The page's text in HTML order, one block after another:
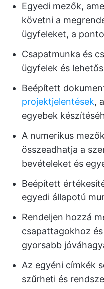
Egyedi mezők,
követni a
ügyfeleket, a
Csapatmunka és
ügyfelek és
Beépített
projektjelentések,
egyebek
A numerikus
összeadhatja a
bevételeket és
Beépített
egyedi állapotú
Rendeljen hozzá
csapattagokhoz
gyorsabb
Az egyéni címkék
szűrheti és